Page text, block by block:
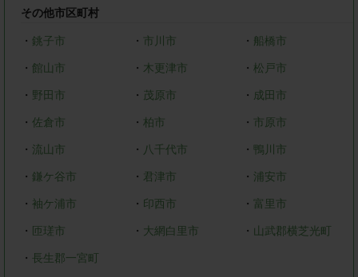
その他市区町村
・ 銚子市 ・ 市川市 ・ 船橋市
・ 館山市 ・ 木更津市 ・松戸市
・ 野田市 ・ 茂原市 ・ 成田市
・ 佐倉市 ・ 柏市 ・ 市原市
・ 流山市 ・ 八千代市 ・ 鴨川市
・ 鎌ケ谷市 ・ 君津市 ・ 浦安市
・ 袖ケ浦市 ・ 印西市 ・ 富里市
・ 匝瑳市 ・ 大網白里市 ・ 山武郡横芝光町
・ 長生郡一宮町